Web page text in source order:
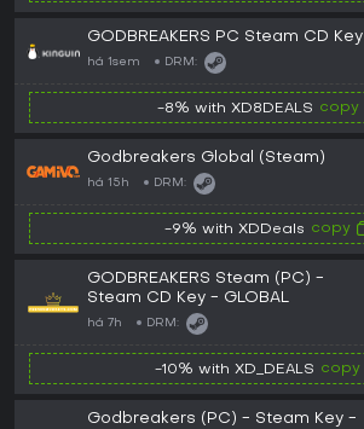
GODBREAKERS PC Steam CD Key
há 1sem DRM:
-8% with XD8DEALS copy
Godbreakers Global (Steam)
há 15h DRM:
-9% with XDDeals copy
GODBREAKERS Steam (PC) -
Steam CD Key - GLOBAL
há 7h DRM:
-10% with XD_DEALS copy
Godbreakers (PC) - Steam Key -